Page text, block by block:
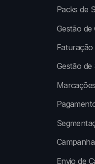
Packs de
Gestão de
Faturação
Gestão de
Envio de